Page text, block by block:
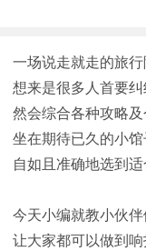
一场说走就走的旅
想来是很多人首要
然会综合各种攻略
坐在期待已久的小
自如且准确地选到
今天小编就教小伙
让大家都可以做到